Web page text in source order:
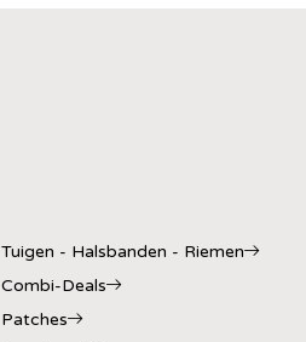
Tuigen - Halsbanden - Riemen
Combi-Deals
Patches